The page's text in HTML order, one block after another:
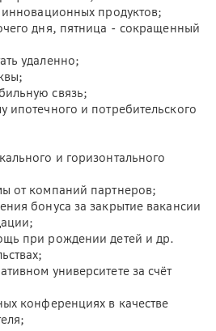
продуктов;
дня, пятница - сокращенный
удаленно;
связь;
ипотечного и потребительского
и горизонтального
от компаний партнеров;
бонуса за закрытие вакансии
при рождении детей и др.
университете за счёт
конференциях в качестве